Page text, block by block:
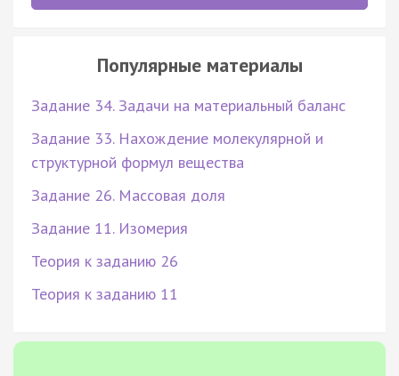
Популярные материалы
Задание 34. Задачи на материальный баланс
Задание 33. Нахождение молекулярной и
структурной формул вещества
Задание 26. Массовая доля
Задание 11. Изомерия
Теория к заданию 26
Теория к заданию 11